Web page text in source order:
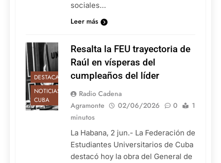
sociales…
Leer más
DESTACADAS
NOTICIAS DE
CUBA
Resalta la FEU trayectoria de
Raúl en vísperas del
cumpleaños del líder
Radio Cadena
Agramonte
02/06/2026 0
1
minutos
La Habana, 2 jun.- La Federación de
Estudiantes Universitarios de Cuba
destacó hoy la obra del General de